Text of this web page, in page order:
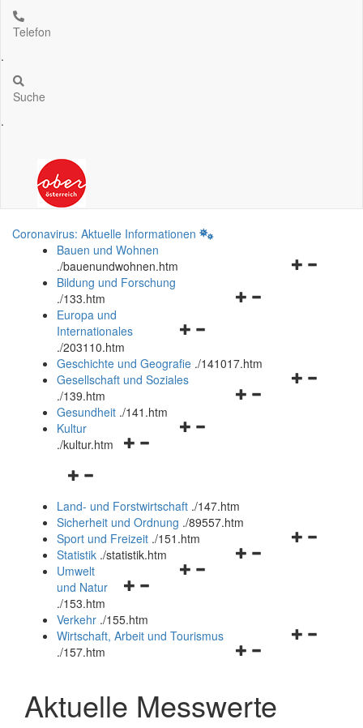
Telefon
.
Suche
.
Coronavirus: Aktuelle Informationen
Bauen und Wohnen
./bauenundwohnen.htm
Navigationsmenü
Bildung und Forschung
./133.htm
Navigationsmenü
und
schließen
Europa und
Internationales
./203110.htm
Geschichte und Geografie ./141017.htm
Navigationsmenü
Gesellschaft und Soziales
./139.htm
Navigationsmenü
Gesundheit ./141.htm
Navigationsmenü
Kultur
./kultur.htm
Navigationsmenü
und
schließen
Land- und Forstwirtschaft ./147.htm
Sicherheit und Ordnung ./89557.htm
Navigationsmenü
Sport und Freizeit ./151.htm
Navigationsmenü
Statistik ./statistik.htm
Navigationsmenü
und
schließen
Umwelt
und Natur
./153.htm
Verkehr ./155.htm
Navigationsmenü
schließen
Wirtschaft, Arbeit und Tourismus
./157.htm
Aktuelle Messwerte